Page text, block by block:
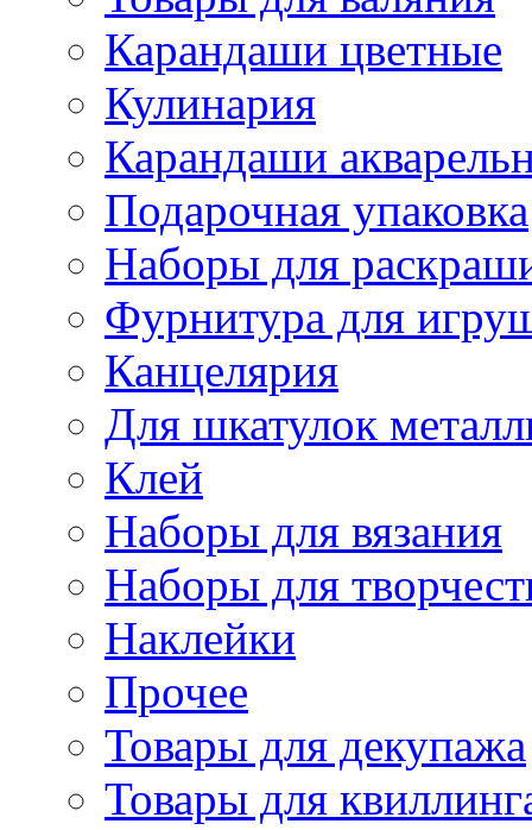
Карандаши цветные
Кулинария
Карандаши
Подарочная упаковка
Наборы для
Фурнитура для
Канцелярия
Для шкатулок
Клей
Наборы для вязания
Наборы для
Наклейки
Прочее
Товары для декупажа
Товары для